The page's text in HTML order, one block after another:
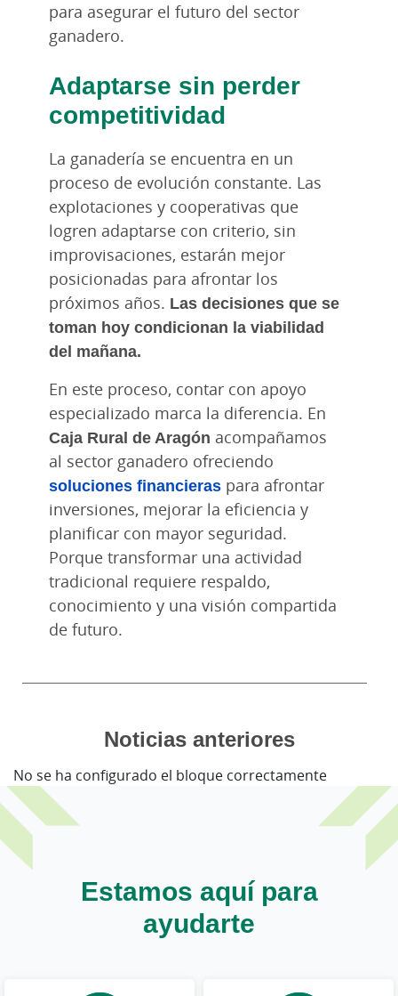
para asegurar el futuro del sector
ganadero.
Adaptarse sin perder
competitividad
La ganadería se encuentra en un
proceso de evolución constante. Las
explotaciones y cooperativas que
logren adaptarse con criterio, sin
improvisaciones, estarán mejor
posicionadas para afrontar los
próximos años. Las decisiones que se
toman hoy condicionan la viabilidad
del mañana.
En este proceso, contar con apoyo
especializado marca la diferencia. En
Caja Rural de Aragón acompañamos
al sector ganadero ofreciendo
soluciones financieras para afrontar
inversiones, mejorar la eficiencia y
planificar con mayor seguridad.
Porque transformar una actividad
tradicional requiere respaldo,
conocimiento y una visión compartida
de futuro.
Noticias anteriores
No se ha configurado el bloque correctamente
Estamos aquí para
ayudarte